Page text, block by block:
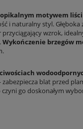
motywem liści
i naturalny styl. Głęboka
wzrok,
Wykończenie brzegów
blat przed
czyni go doskonałym